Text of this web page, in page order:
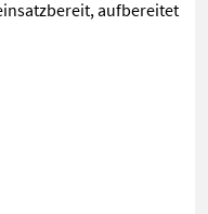
aufbereitet